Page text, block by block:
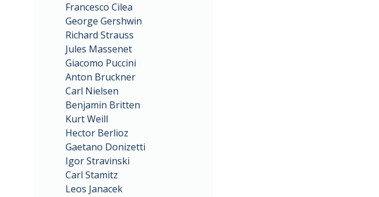
Francesco Cilea
George Gershwin
Richard Strauss
Jules Massenet
Giacomo Puccini
Anton Bruckner
Carl Nielsen
Benjamin Britten
Kurt Weill
Hector Berlioz
Gaetano Donizetti
Igor Stravinski
Carl Stamitz
Leos Janacek